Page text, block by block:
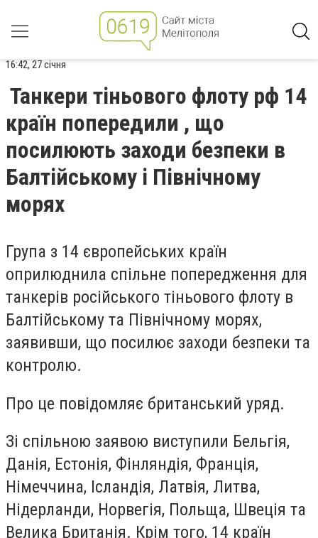
16:42, 27 січня
Танкери тіньового флоту рф 14
країн попередили , що
посилюють заходи безпеки в
Балтійському і Північному
морях
Група з 14 європейських країн
оприлюднила спільне попередження для
танкерів російського тіньового флоту в
Балтійському та Північному морях,
заявивши, що посилює заходи безпеки та
контролю.
Про це повідомляє британський уряд.
Зі спільною заявою виступили Бельгія,
Данія, Естонія, Фінляндія, Франція,
Німеччина, Ісландія, Латвія, Литва,
Нідерланди, Норвегія, Польща, Швеція та
Велика Британія. Крім того, 14 країн